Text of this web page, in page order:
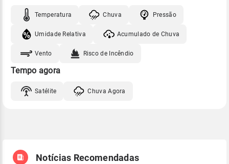
Temperatura Chuva Pressão
Umidade Relativa Acumulado de Chuva
Vento Risco de Incêndio
Tempo agora
Satélite Chuva Agora
Notícias Recomendadas